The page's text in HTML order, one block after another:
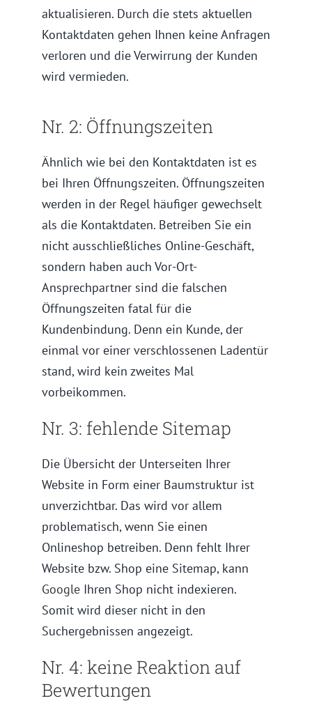
aktualisieren. Durch die stets aktuellen
Kontaktdaten gehen Ihnen keine Anfragen
verloren und die Verwirrung der Kunden
wird vermieden.
Nr. 2: Öffnungszeiten
Ähnlich wie bei den Kontaktdaten ist es
bei Ihren Öffnungszeiten. Öffnungszeiten
werden in der Regel häufiger gewechselt
als die Kontaktdaten. Betreiben Sie ein
nicht ausschließliches Online-Geschäft,
sondern haben auch Vor-Ort-
Ansprechpartner sind die falschen
Öffnungszeiten fatal für die
Kundenbindung. Denn ein Kunde, der
einmal vor einer verschlossenen Ladentür
stand, wird kein zweites Mal
vorbeikommen.
Nr. 3: fehlende Sitemap
Die Übersicht der Unterseiten Ihrer
Website in Form einer Baumstruktur ist
unverzichtbar. Das wird vor allem
problematisch, wenn Sie einen
Onlineshop betreiben. Denn fehlt Ihrer
Website bzw. Shop eine Sitemap, kann
Google Ihren Shop nicht indexieren.
Somit wird dieser nicht in den
Suchergebnissen angezeigt.
Nr. 4: keine Reaktion auf
Bewertungen